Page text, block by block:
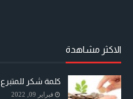
الاكثر مشاهدة
كلمة شكر للمتبرع
فبراير 09, 2022